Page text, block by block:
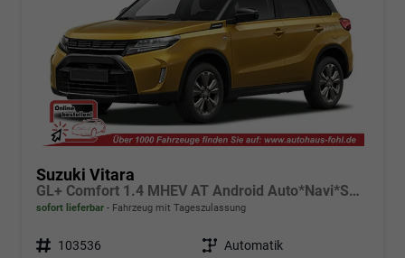
Suzuki Vitara
GL+ Comfort 1.4 MHEV AT Android Auto*Navi*SHZ*ACC*Kamera*Klimauto*LED*PrivacyGlas
sofort lieferbar Fahrzeug mit Tageszulassung
Fahrzeugnr. 103536 Getriebe Automatik